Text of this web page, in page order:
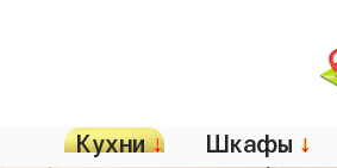
Кухни↓ Шкафы ↓